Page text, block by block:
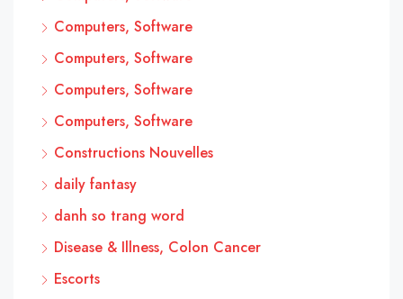
Computers, Software
Computers, Software
Computers, Software
Computers, Software
Constructions Nouvelles
daily fantasy
danh so trang word
Disease & Illness, Colon Cancer
Escorts